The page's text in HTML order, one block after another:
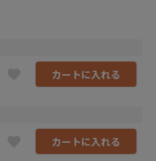
カートに入れる
カートに入れる